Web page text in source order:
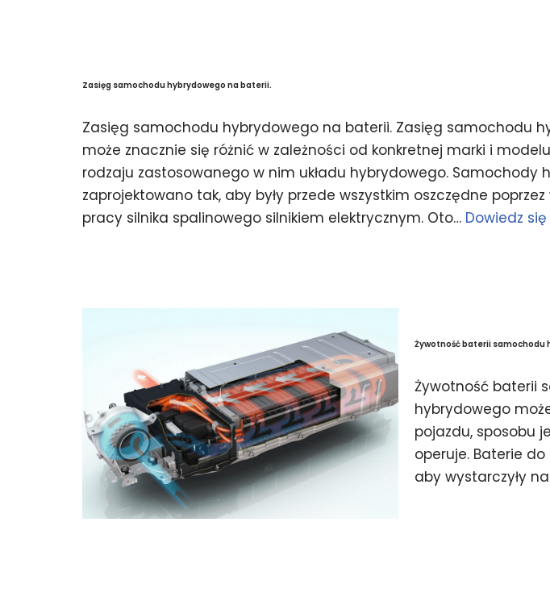
Zasięg samochodu hybrydowego na baterii.
Zasięg samochodu hybrydowego na baterii. Zasięg samochodu
może znacznie się różnić w zależności od konkretnej marki i
rodzaju zastosowanego w nim układu hybrydowego. Samochody
zaprojektowano tak, aby były przede wszystkim oszczędne
pracy silnika spalinowego silnikiem elektrycznym. Oto… Dowiedz
Żywotność baterii samochodu
Żywotność baterii
hybrydowego
pojazdu, sposobu
operuje. Baterie
aby wystarczyły